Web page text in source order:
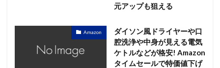
元アップも狙える
Amazon
ダイソン風ドライヤーや口
腔洗浄や中身が見える電気
ケトルなどが格安! Amazon
タイムセールで特価値下げ